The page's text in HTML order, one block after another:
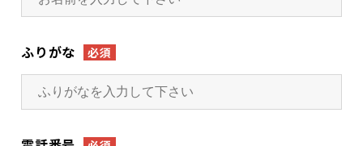
ふりがな 必須